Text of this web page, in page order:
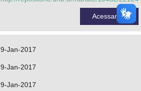
Acessar
9-Jan-2017
9-Jan-2017
9-Jan-2017